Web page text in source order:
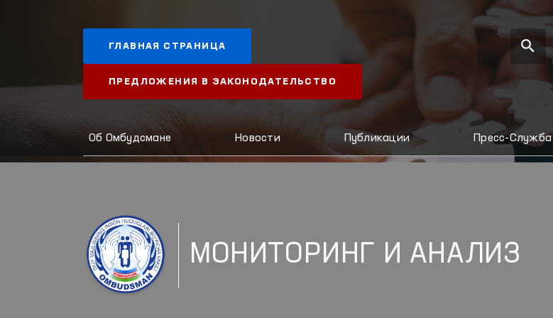
ГЛАВНАЯ СТРАНИЦА
ПРЕДЛОЖЕНИЯ В ЗАКОНОДАТЕЛЬСТВО
Об Омбудсмане Новости Публикации Пресс-Служба
МОНИТОРИНГ И АНАЛИЗ